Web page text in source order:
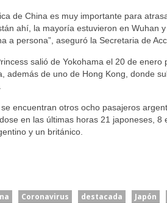
de China es muy importante para
ahí, la mayoría estuvieron en Wuhan
a persona”, aseguró la Secretaria de
salió de Yokohama el 20 de
además de uno de Hong Kong, donde
encuentran otros ocho pasajeros
en las últimas horas 21 japoneses, 8
y un británico.
Coronavirus destacada Japón